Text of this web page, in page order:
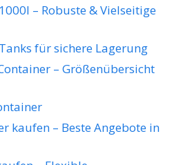
– Robuste & Vielseitige
für sichere Lagerung
– Größenübersicht
kaufen – Beste Angebote in